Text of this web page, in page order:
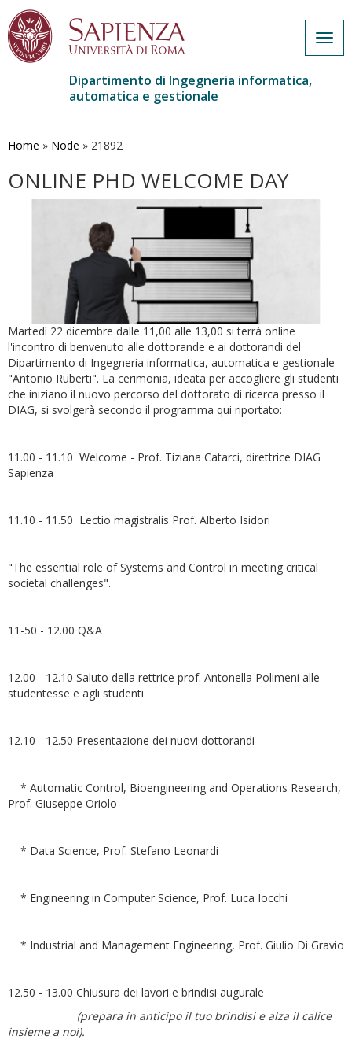
contenuto
Dipartimento di Ingegneria informatica,
automatica e gestionale
Home » Node » 21892
ONLINE PHD WELCOME DAY
Martedì 22 dicembre dalle 11,00 alle 13,00 si terrà online
l'incontro di benvenuto alle dottorande e ai dottorandi del
Dipartimento di Ingegneria informatica, automatica e gestionale
"Antonio Ruberti". La cerimonia, ideata per accogliere gli studenti
che iniziano il nuovo percorso del dottorato di ricerca presso il
DIAG, si svolgerà secondo il programma qui riportato:
11.00 - 11.10 Welcome - Prof. Tiziana Catarci, direttrice DIAG
Sapienza
11.10 - 11.50 Lectio magistralis Prof. Alberto Isidori
"The essential role of Systems and Control in meeting critical
societal challenges".
11-50 - 12.00 Q&A
12.00 - 12.10 Saluto della rettrice prof. Antonella Polimeni alle
studentesse e agli studenti
12.10 - 12.50 Presentazione dei nuovi dottorandi
* Automatic Control, Bioengineering and Operations Research,
Prof. Giuseppe Oriolo
* Data Science, Prof. Stefano Leonardi
* Engineering in Computer Science, Prof. Luca Iocchi
* Industrial and Management Engineering, Prof. Giulio Di Gravio
12.50 - 13.00 Chiusura dei lavori e brindisi augurale
(prepara in anticipo il tuo brindisi e alza il calice
insieme a noi).